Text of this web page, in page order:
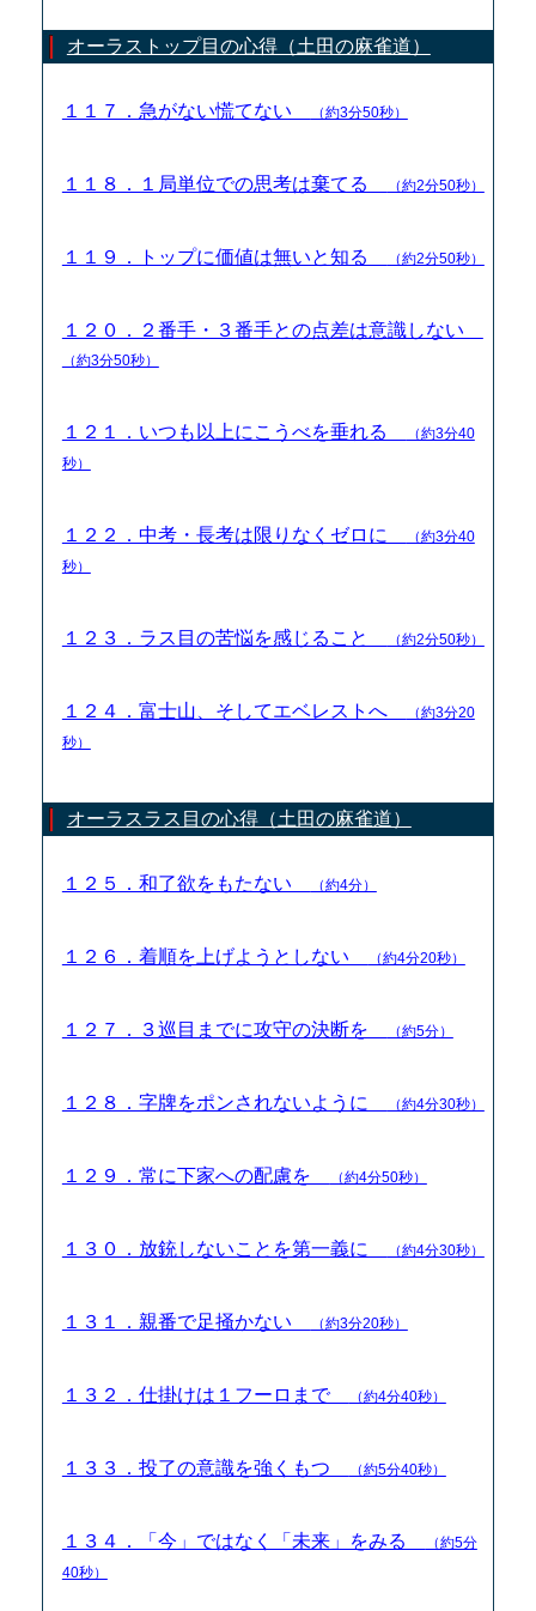
オーラストップ目の心得（土田の麻雀道）
１１７．急がない慌てない （約3分50秒）
１１８．１局単位での思考は棄てる （約2分50秒）
１１９．トップに価値は無いと知る （約2分50秒）
１２０．２番手・３番手との点差は意識しない
（約3分50秒）
１２１．いつも以上にこうべを垂れる
（約3分40
秒）
１２２．中考・長考は限りなくゼロに
（約3分40
秒）
１２３．ラス目の苦悩を感じること （約2分50秒）
１２４．富士山、そしてエベレストへ
（約3分20
秒）
オーラスラス目の心得（土田の麻雀道）
１２５．和了欲をもたない （約4分）
１２６．着順を上げようとしない （約4分20秒）
１２７．３巡目までに攻守の決断を （約5分）
１２８．字牌をポンされないように （約4分30秒）
１２９．常に下家への配慮を （約4分50秒）
１３０．放銃しないことを第一義に （約4分30秒）
１３１．親番で足掻かない （約3分20秒）
１３２．仕掛けは１フーロまで （約4分40秒）
１３３．投了の意識を強くもつ （約5分40秒）
１３４．「今」ではなく「未来」をみる
（約5分
40秒）